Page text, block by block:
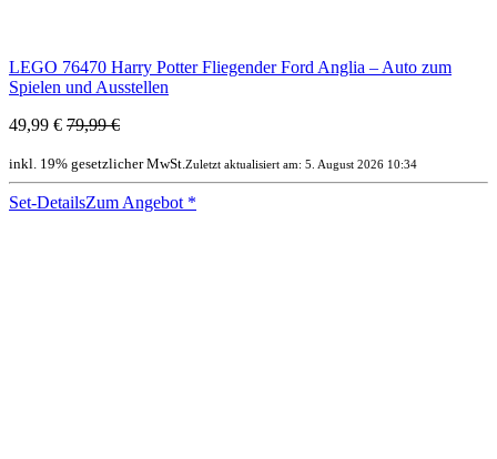
LEGO 76470 Harry Potter Fliegender Ford Anglia – Auto zum
Spielen und Ausstellen
49,99 € 79,99 €
inkl. 19% gesetzlicher MwSt. Zuletzt aktualisiert am: 5. August 2026 10:34
Set-DetailsZum Angebot *